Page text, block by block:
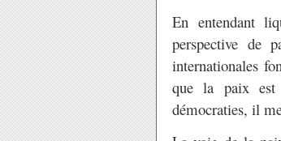
En entendant
perspective de
internationales
que la paix est
démocraties, il